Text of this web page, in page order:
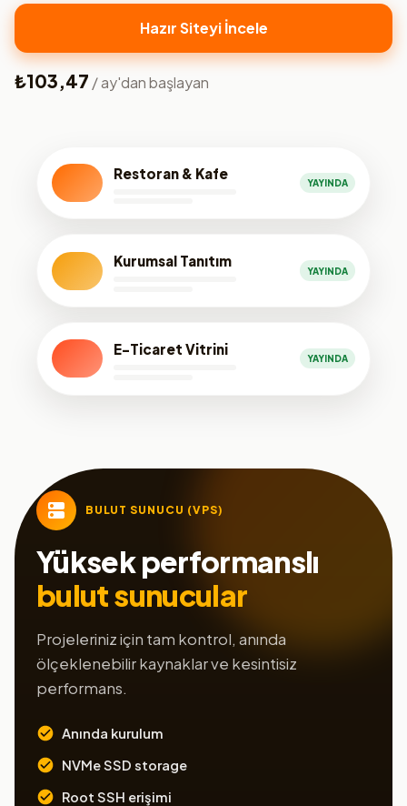
Hazır Siteyi İncele
₺103,47 / ay'dan başlayan
Restoran & Kafe
YAYINDA
Kurumsal Tanıtım
YAYINDA
E-Ticaret Vitrini
YAYINDA
BULUT SUNUCU (VPS)
Yüksek performanslı
bulut sunucular
Projeleriniz için tam kontrol, anında
ölçeklenebilir kaynaklar ve kesintisiz
performans.
Anında kurulum
NVMe SSD storage
Root SSH erişimi